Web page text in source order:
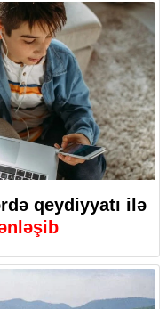
qeydiyyatı ilə